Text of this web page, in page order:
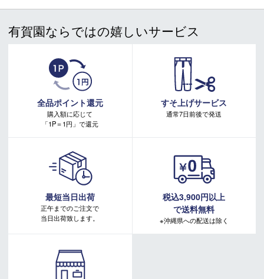
■ キャンペーン期間：毎週 金・土曜日 AM 0:00 - PM 23:59
注意事項：
・有賀園ポイントの獲得には別途ログイン/新規登録が必要です。
・本特典は予告なく変更・中止させて頂く場合があります。
・本キャンペーンの特典を受ける場合、ドコモ専用ページでエントリーが必要です。
詳しくはこちらをご確認ください。
キャンペーンページ
有賀園ならではの嬉しいサービス
全品ポイント還元
購入額に応じて
「1P＝1円」で還元
すそ上げサービス
通常7日前後で発送
最短当日出荷
正午までのご注文で
当日出荷致します。
税込3,900円以上
で送料無料
※沖縄県への配送は除く